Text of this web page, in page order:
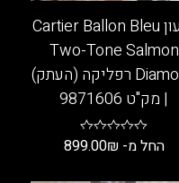
שעון Cartier Ballon Bleu
Two-Tone Salmon
Diamond רפליקה (העתק)
| מק"ט 9871606
החל מ- 899.00₪